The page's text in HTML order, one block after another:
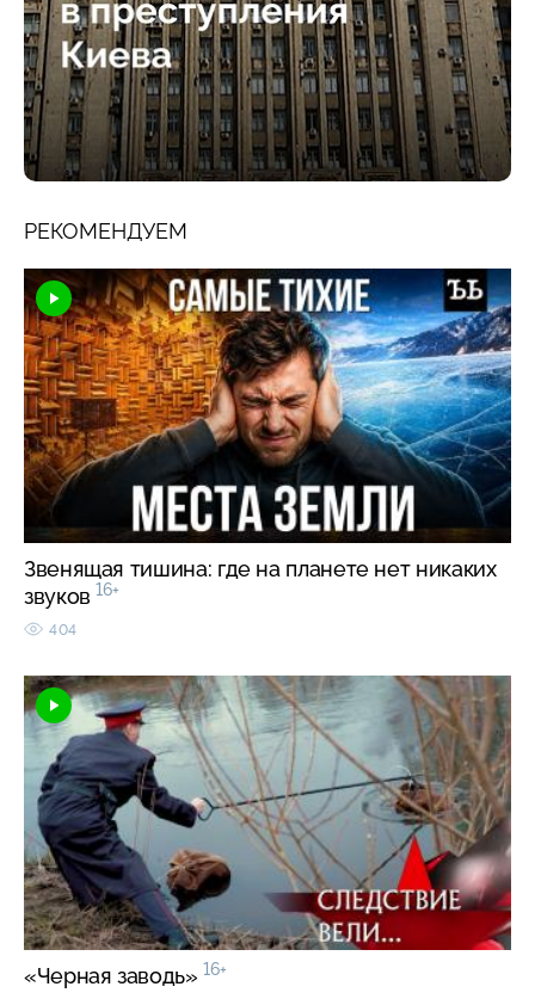
РЕКОМЕНДУЕМ
Звенящая тишина: где на планете нет никаких
звуков 16+
404
«Черная заводь» 16+